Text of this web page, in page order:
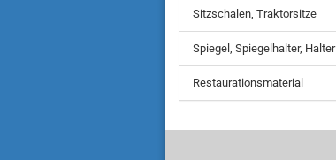
Sitzschalen, Traktorsitze
Spiegel, Spiegelhalter, Halter
Restaurationsmaterial